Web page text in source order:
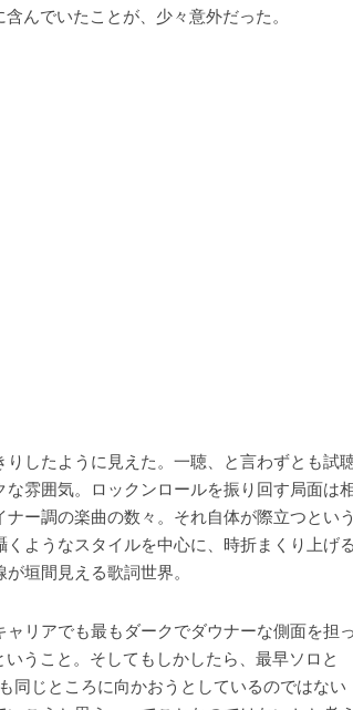
んでいたことが、少々意外だった。
したように見えた。一聴、と言わずとも試
雰囲気。ロックンロールを振り回す局面は
ー調の楽曲の数々。それ自体が際立つとい
ようなスタイルを中心に、時折まくり上げ
垣間見える歌詞世界。
リアでも最もダークでダウナーな側面を担
うこと。そしてもしかしたら、最早ソロと
同じところに向かおうとしているのではない